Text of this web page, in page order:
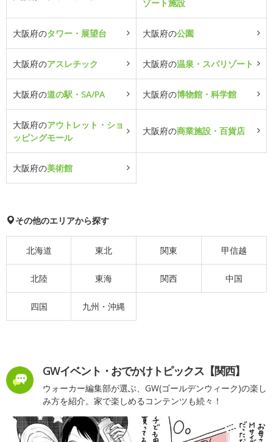
ゾート施設
大阪府のタワー・展望台 大阪府の公園
大阪府のアスレチック 大阪府の温泉・スパリゾート
大阪府の道の駅・SA/PA 大阪府の博物館・科学館
大阪府のアウトレット・ショ
ッピングモール
大阪府の商業施設・百貨店
大阪府の美術館
その他のエリアから探す
北海道 東北 関東 甲信越
北陸 東海 関西 中国
四国 九州・沖縄
GWイベント・おでかけトピックス【関西】
ウォーカー編集部が選ぶ、GW(ゴールデンウィーク)の楽し
み方を紹介。家で楽しめるコンテンツも続々！